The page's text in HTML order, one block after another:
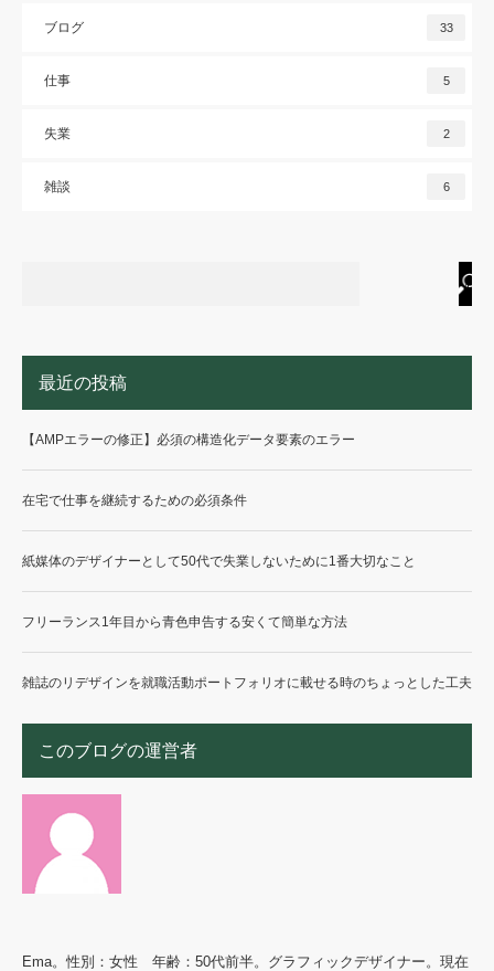
ブログ 33
仕事 5
失業 2
雑談 6
最近の投稿
【AMPエラーの修正】必須の構造化データ要素のエラー
在宅で仕事を継続するための必須条件
紙媒体のデザイナーとして50代で失業しないために1番大切なこと
フリーランス1年目から青色申告する安くて簡単な方法
雑誌のリデザインを就職活動ポートフォリオに載せる時のちょっとした工夫
このブログの運営者
Ema。性別：女性 年齢：50代前半。グラフィックデザイナー。現在